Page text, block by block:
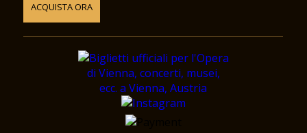
ACQUISTA ORA